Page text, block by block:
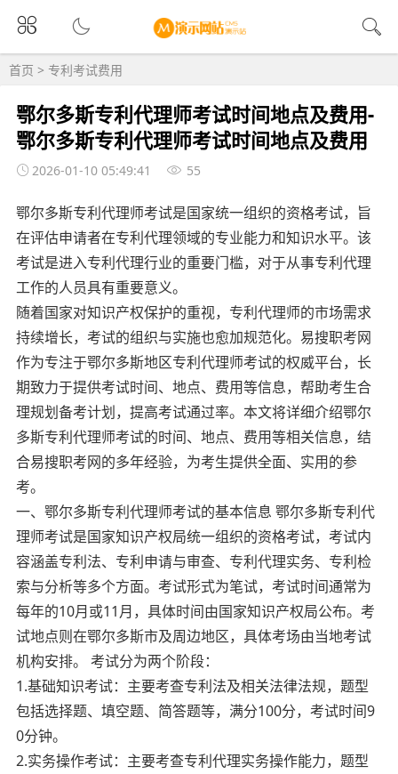
首页 > 专利考试费用
鄂尔多斯专利代理师考试时间地点及费用-
鄂尔多斯专利代理师考试时间地点及费用
2026-01-10 05:49:41 55
鄂尔多斯专利代理师考试是国家统一组织的资格考试，旨
在评估申请者在专利代理领域的专业能力和知识水平。该
考试是进入专利代理行业的重要门槛，对于从事专利代理
工作的人员具有重要意义。
随着国家对知识产权保护的重视，专利代理师的市场需求
持续增长，考试的组织与实施也愈加规范化。易搜职考网
作为专注于鄂尔多斯地区专利代理师考试的权威平台，长
期致力于提供考试时间、地点、费用等信息，帮助考生合
理规划备考计划，提高考试通过率。本文将详细介绍鄂尔
多斯专利代理师考试的时间、地点、费用等相关信息，结
合易搜职考网的多年经验，为考生提供全面、实用的参
考。
一、鄂尔多斯专利代理师考试的基本信息 鄂尔多斯专利代
理师考试是国家知识产权局统一组织的资格考试，考试内
容涵盖专利法、专利申请与审查、专利代理实务、专利检
索与分析等多个方面。考试形式为笔试，考试时间通常为
每年的10月或11月，具体时间由国家知识产权局公布。考
试地点则在鄂尔多斯市及周边地区，具体考场由当地考试
机构安排。 考试分为两个阶段：
1.基础知识考试：主要考查专利法及相关法律法规，题型
包括选择题、填空题、简答题等，满分100分，考试时间9
0分钟。
2.实务操作考试：主要考查专利代理实务操作能力，题型